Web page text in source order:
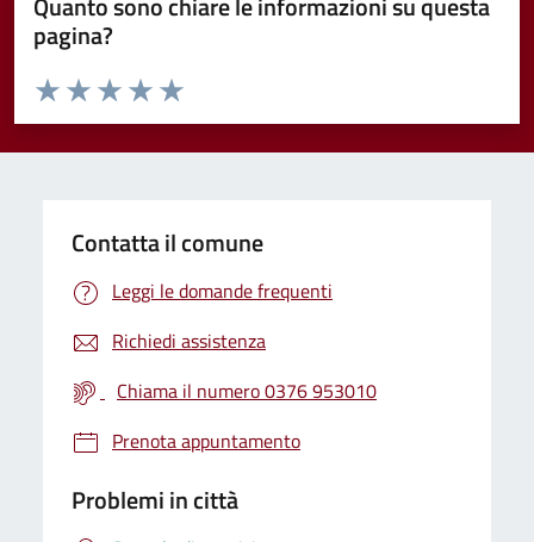
pagina?
Valuta da 1 a 5 stelle la pagina
Valuta 5 stelle su 5
Valuta 4 stelle su 5
Valuta 3 stelle su 5
Valuta 2 stelle su 5
Valuta 1 stelle su 5
Contatta il comune
Leggi le domande frequenti
Richiedi assistenza
Chiama il numero 0376 953010
Prenota appuntamento
Problemi in città